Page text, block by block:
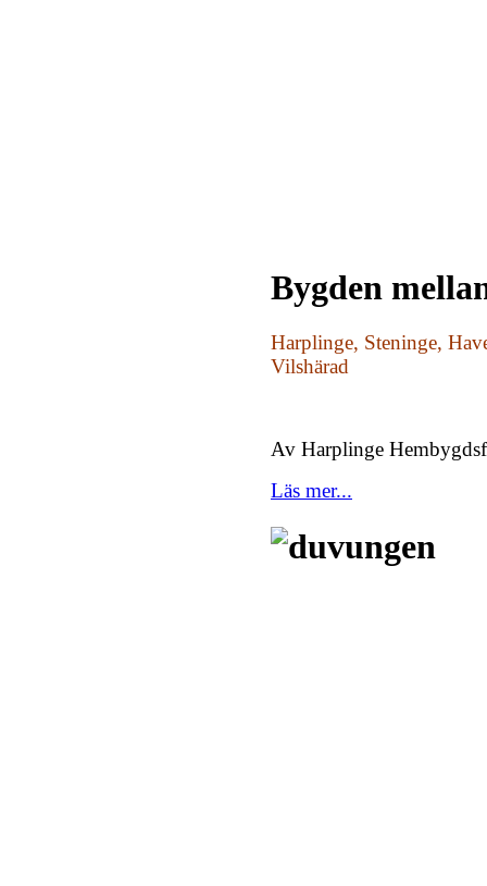
Bygden
Harplinge, Steninge,
Vilshärad
Av Harplinge
Läs mer...